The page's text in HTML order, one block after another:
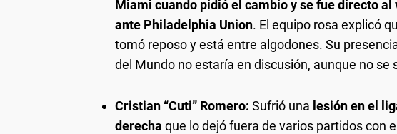
Miami cuando pidió el cambio y se fue directo
ante Philadelphia Union. El equipo rosa explicó
tomó reposo y está entre algodones. Su
del Mundo no estaría en discusión, aunque no se
Cristian “Cuti” Romero: Sufrió una lesión en el
derecha que lo dejó fuera de varios partidos con